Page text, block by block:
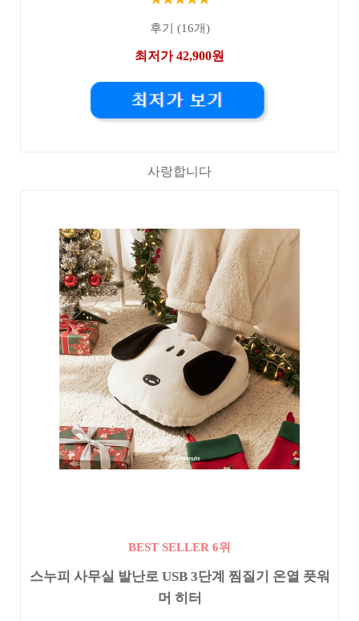
후기 (16개)
최저가 42,900원
사랑합니다
BEST SELLER 6위
스누피 사무실 발난로 USB 3단계 찜질기 온열 풋워
머 히터